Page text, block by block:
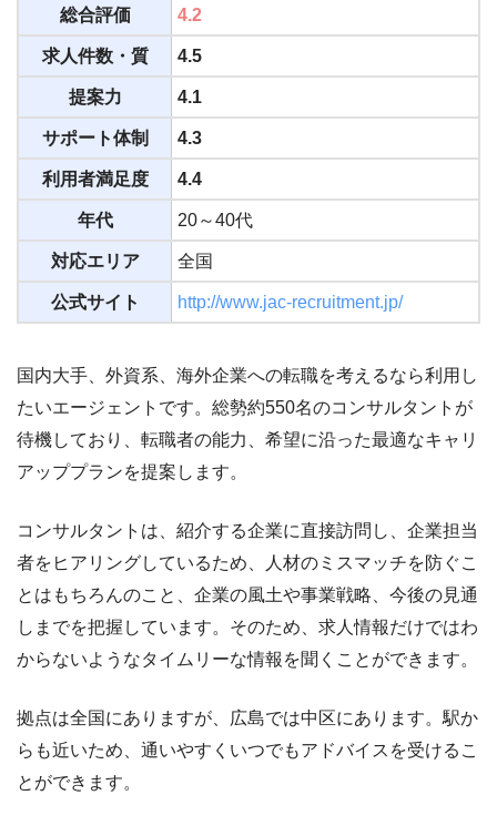
総合評価 4.2
求人件数・質 4.5
提案力 4.1
サポート体制 4.3
利用者満足度 4.4
年代 20～40代
対応エリア 全国
公式サイト http://www.jac-recruitment.jp/
国内大手、外資系、海外企業への転職を考えるなら利用し
たいエージェントです。総勢約550名のコンサルタントが
待機しており、転職者の能力、希望に沿った最適なキャリ
アッププランを提案します。
コンサルタントは、紹介する企業に直接訪問し、企業担当
者をヒアリングしているため、人材のミスマッチを防ぐこ
とはもちろんのこと、企業の風土や事業戦略、今後の見通
しまでを把握しています。そのため、求人情報だけではわ
からないようなタイムリーな情報を聞くことができます。
拠点は全国にありますが、広島では中区にあります。駅か
らも近いため、通いやすくいつでもアドバイスを受けるこ
とができます。